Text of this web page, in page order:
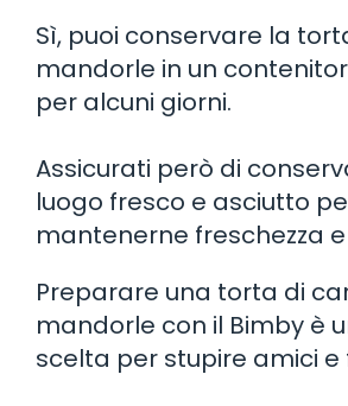
Sì, puoi conservare la
mandorle in un
per alcuni giorni.
Assicurati però di
luogo fresco e asciutto
mantenerne freschezza
Preparare una torta di
mandorle con il Bimby è
scelta per stupire amici e